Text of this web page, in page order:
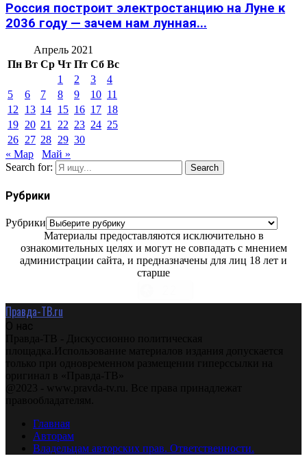
Россия построит электростанцию на Луне к
2036 году — зачем нам лунная...
Апрель 2021
Пн Вт Ср Чт Пт Сб Вс
1
2 3
4
5
6 7 8 9 10 11
12
13 14 15 16 17 18
19 20 21 22 23 24 25
26 27 28 29 30
« Мар
Май »
Search for:
Search
Рубрики
Рубрики
Материалы предоставляются исключительно в
ознакомительных целях и могут не совпадать с мнением
администрации сайта, и предназначены для лиц 18 лет и
старше
Правда-ТВ.ru
О нас
Правда-ТВ - Дискуссионно политическая
площадка.Использование материалов издания допускается
только при одновременном размещении гиперссылки на
оригинал в «Правда-ТВ»
@2023 - www.pravda-tv.ru. Все права принадлежат
правообладателям.
Главная
Авторам
Владельцам авторских прав. Ответственности.